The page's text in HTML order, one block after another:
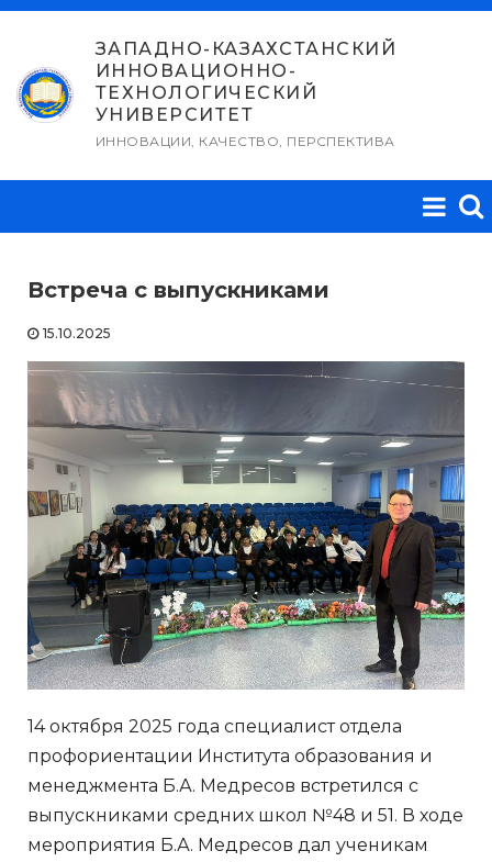
Перейти
содержимому
ЗАПАДНО-КАЗАХСТАНСКИЙ
ИННОВАЦИОННО-
ТЕХНОЛОГИЧЕСКИЙ
УНИВЕРСИТЕТ
ИННОВАЦИИ, КАЧЕСТВО, ПЕРСПЕКТИВА
Встреча с выпускниками
15.10.2025
14 октября 2025 года специалист отдела
профориентации Института образования и
менеджмента Б.А. Медресов встретился с
выпускниками средних школ №48 и 51. В ходе
мероприятия Б.А. Медресов дал ученикам